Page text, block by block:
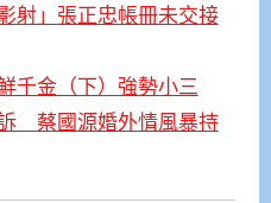
射」張正忠帳冊未交接
千金（下）強勢小三
訴 蔡國源婚外情風暴持